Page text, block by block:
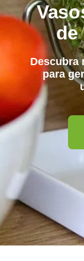
de
Descubra
para